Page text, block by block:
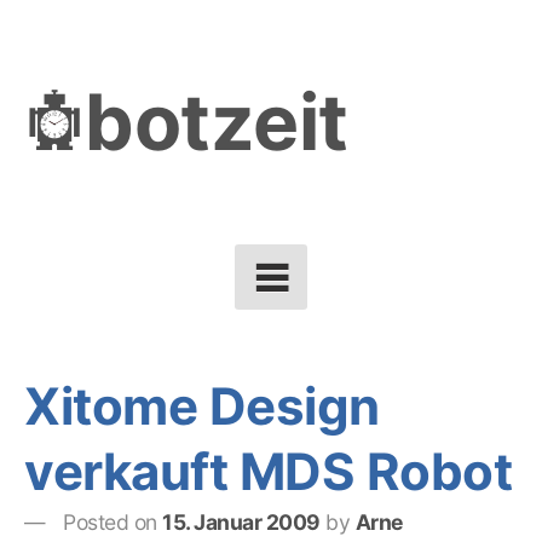
contentbotzeit
Xitome Design
verkauft MDS Robot
Posted on 15. Januar 2009 by Arne